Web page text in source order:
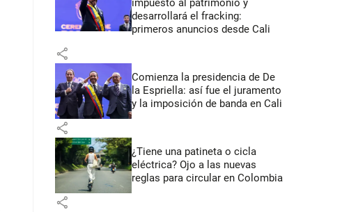
impuesto al patrimonio y
desarrollará el fracking:
primeros anuncios desde Cali
share
Comienza la presidencia de De
la Espriella: así fue el juramento
y la imposición de banda en Cali
share
¿Tiene una patineta o cicla
eléctrica? Ojo a las nuevas
reglas para circular en Colombia
share